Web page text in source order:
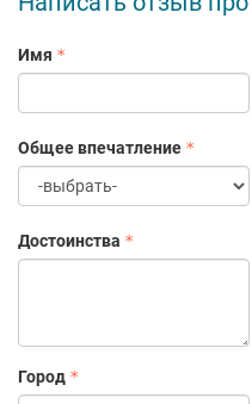
Имя
Общее впечатление
Достоинства
Город